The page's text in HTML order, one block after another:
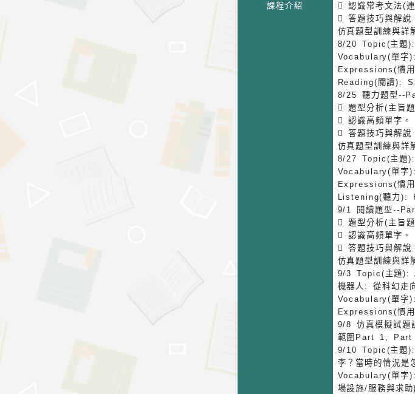
課程介紹
 認識常考文法(
 答題技巧與解說
仿真題型訓練與詳
8/20 Topic(主題
Vocabulary(單字
Expressions(慣
Reading(閱讀):
8/25 聽力題型--
 題型分析(主旨
 認識高頻單字。
 答題技巧與解說
仿真題型訓練與詳
8/27 Topic(主題
Vocabulary(單
Expressions(慣
Listening(聽力):
9/1 閱讀題型--
 題型分析(主旨
 認識高頻單字。
 答題技巧與解說
仿真題型訓練與詳
9/3 Topic(主題
機器人: 從科幻走
Vocabulary(單
Expressions(慣
9/8 仿真模擬試題
範圍Part 1,
9/10 Topic(主題
李？當時的情況是
Vocabulary(單
場設施/服務與求助)